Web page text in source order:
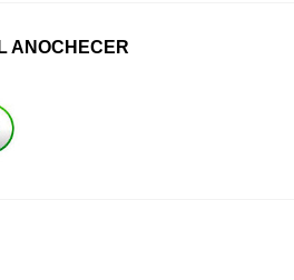
ANOCHECER